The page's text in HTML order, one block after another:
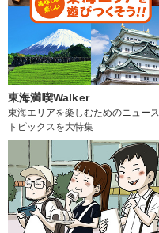
東海満喫Walker
東海エリアを楽しむためのニュー
トピックスを大特集